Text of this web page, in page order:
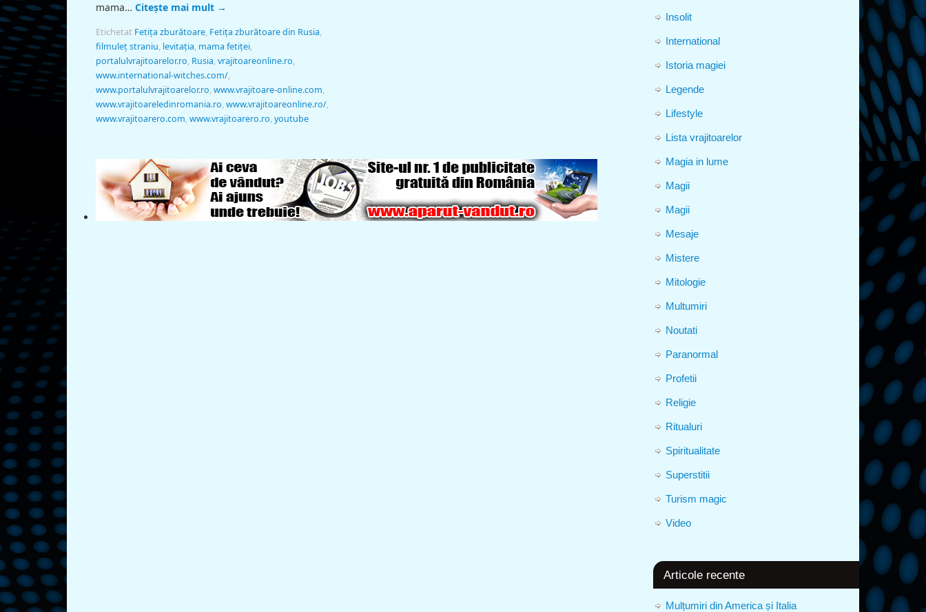
mama… Citește mai mult →
Etichetat Fetiţa zburătoare, Fetiţa zburătoare din Rusia,
filmuleţ straniu, levitaţia, mama fetiţei,
portalulvrajitoarelor.ro, Rusia,vrajitoareonline.ro,
www.international-witches.com/,
www.portalulvrajitoarelor.ro,www.vrajitoare-online.com,
www.vrajitoareledinromania.ro,www.vrajitoareonline.ro/,
www.vrajitoarero.com,www.vrajitoarero.ro,youtube
Insolit
International
Istoria magiei
Legende
Lifestyle
Lista vrajitoarelor
Magia in lume
Magii
Magii
Mesaje
Mistere
Mitologie
Multumiri
Noutati
Paranormal
Profetii
Religie
Ritualuri
Spiritualitate
Superstitii
Turism magic
Video
Articole recente
Mulțumiri din America și Italia